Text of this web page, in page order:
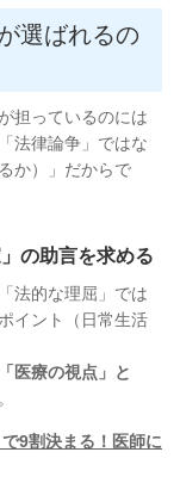
選ばれるの
担っているのには
法律論争」ではな
か）」だからで
の助言を求める
法的な理屈」では
イント（日常生活
「医療の視点」と
9割決まる！医師に